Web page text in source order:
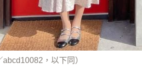
abcd10082，以下同）